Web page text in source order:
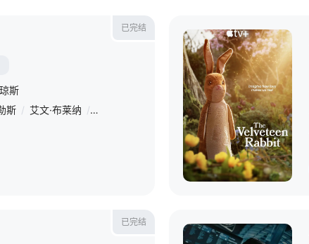
已完结
斯
斯 / 艾文·布莱纳 / 因迪拉·瓦玛 罗恩·麦克唐纳 / 露易丝·奇米巴
已完结